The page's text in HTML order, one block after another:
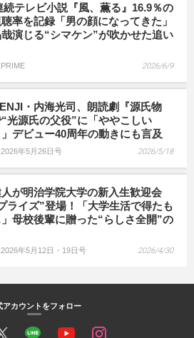
続テレビ小説『風、薫る』16.9％の
率を記録「男の顔になってきた」
演じる“シマケン”が吹かせた追い
2026/6/9
・内海光司、朗読劇『源氏物
光源氏の父役”に「ややこしい
」デビュー40周年の動きにも言及
年5月26日号 2026/5/18
が明治学院大学の新入生歓迎会
ライズ”登場！「大学生活で得たも
母校後輩に贈った“らしさ全開”の
年5月12日・19日号 2026/4/30
アカウントをフォロー